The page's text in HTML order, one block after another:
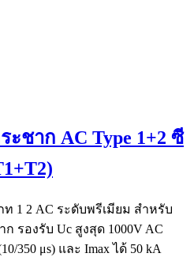
ชาก AC Type 1+2 ซี
ท 1 2 AC ระดับพรีเมียม สำหรับ
รองรับ Uc สูงสุด 1000V AC
350 μs) และ Imax ได้ 50 kA